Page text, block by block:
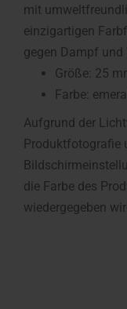
mit
einzigartigen
gegen Dampf und
Größe: 25
Farbe:
Aufgrund der
Produktfotografie
die Farbe des
wiedergegeben